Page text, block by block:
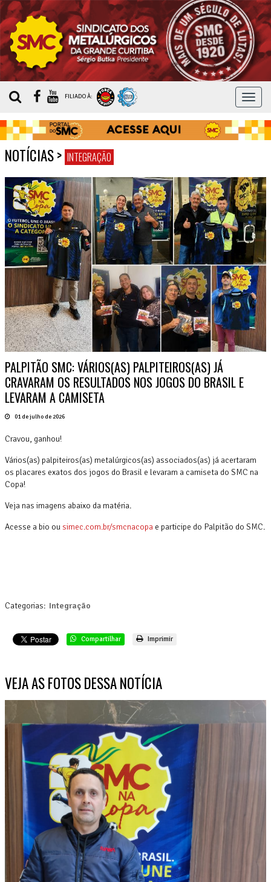
MENU
FILIADO À:
NOTÍCIAS> INTEGRAÇÃO
PALPITÃO SMC: VÁRIOS(AS) PALPITEIROS(AS) JÁ
CRAVARAM OS RESULTADOS NOS JOGOS DO BRASIL E
LEVARAM A CAMISETA
01 de julho de 2026
Cravou, ganhou!
Vários(as) palpiteiros(as) metalúrgicos(as) associados(as) já acertaram
os placares exatos dos jogos do Brasil e levaram a camiseta do SMC na
Copa!
Veja nas imagens abaixo da matéria.
Acesse a bio ousimec.com.br/smcnacopa e participe do Palpitão do SMC.
Categorias: Integração
Compartilhar Imprimir
VEJA AS FOTOS DESSA NOTÍCIA